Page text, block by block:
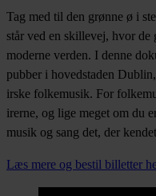
Tag med til den grønne ø i
står ved en skillevej, hvor de
moderne verden. I denne
pubber i hovedstaden
irske folkemusik. For
irerne, og lige meget om du
musik og sang det, der
Læs mere og bestil billetter